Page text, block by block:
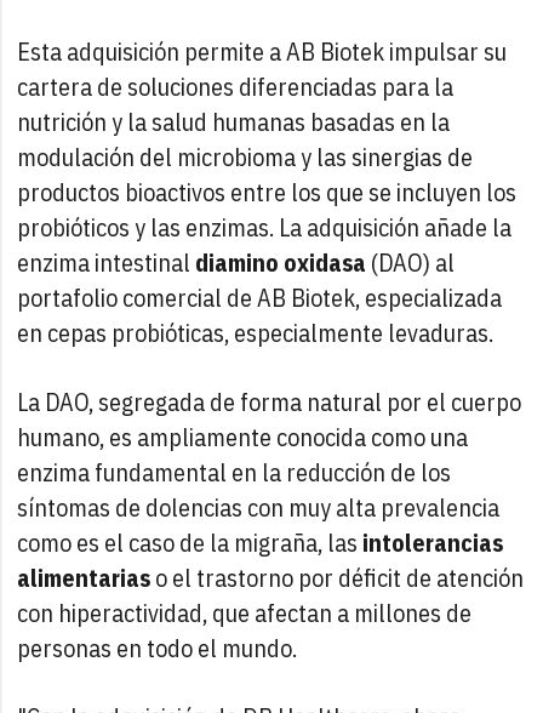
Esta adquisición permite a AB Biotek impulsar su
cartera de soluciones diferenciadas para la
nutrición y la salud humanas basadas en la
modulación del microbioma y las sinergias de
productos bioactivos entre los que se incluyen los
probióticos y las enzimas. La adquisición añade la
enzima intestinal diamino oxidasa (DAO) al
portafolio comercial de AB Biotek, especializada
en cepas probióticas, especialmente levaduras.
La DAO, segregada de forma natural por el cuerpo
humano, es ampliamente conocida como una
enzima fundamental en la reducción de los
síntomas de dolencias con muy alta prevalencia
como es el caso de la migraña, las intolerancias
alimentariaso el trastorno por déficit de atención
con hiperactividad, que afectan a millones de
personas en todo el mundo.